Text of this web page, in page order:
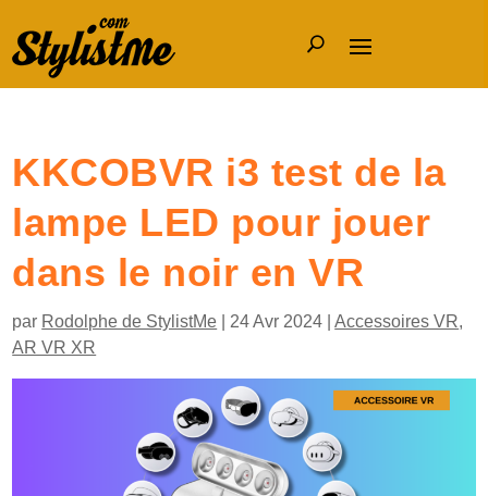
KKCOBVR i3 test de la
lampe LED pour jouer
dans le noir en VR
par Rodolphe de StylistMe 24 Avr 2024 |Accessoires VR,
AR VR XR